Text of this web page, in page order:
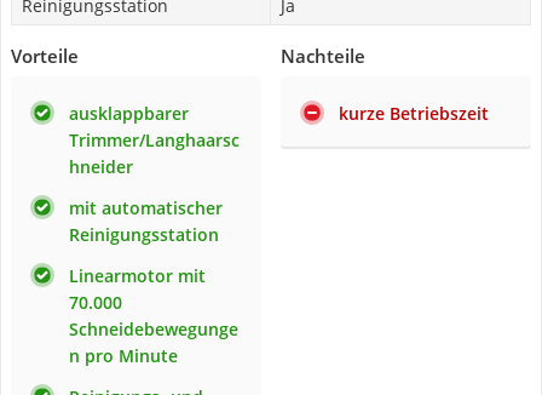
Reinigungsstation
Ja
Vorteile
ausklappbarer
Trimmer/Langhaarsc
hneider
mit automatischer
Reinigungsstation
Linearmotor mit
70.000
Schneidebewegunge
n pro Minute
Nachteile
kurze Betriebszeit